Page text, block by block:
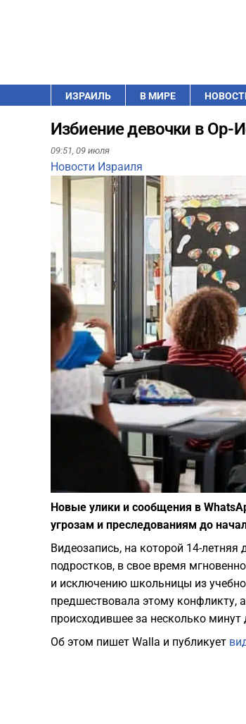
ИЗРАИЛЬ В МИРЕ
Избиение девочки в Ор-
09:51, 09 июля
Новости Израиля
Новые улики и сообщения в
угрозам и преследованиям до
Видеозапись, на которой 14-
подростков, в свое время
и исключению школьницы из
предшествовала этому
происходившее за несколько
Об этом пишет Walla и публикует